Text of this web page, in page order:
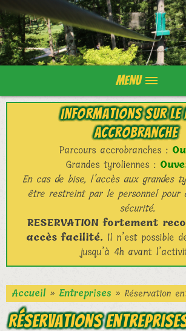
Menu
Informations sur le
accrobranche
Parcours accrobranches :
Grandes tyroliennes :
En cas de bise, l’accès aux grandes
être restreint par le personnel pour
sécurité.
RESERVATION fortement
accès facilité.Il n’est possible
jusqu’à 4h avant
Accueil » Entreprises » Réservation
Réservations